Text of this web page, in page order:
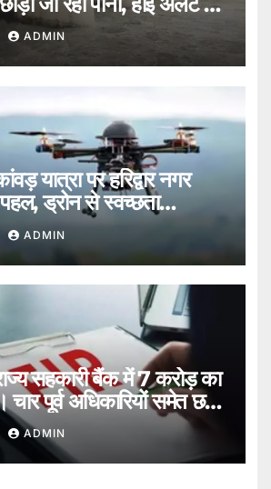
ADMIN
यात्रा पर हरिद्वार नगर
ड्रोन से स्वच्छता
ADMIN
सहकारी बैंक में 7 करोड़ का
पूर्व अधिकारियों समेत छह
ADMIN